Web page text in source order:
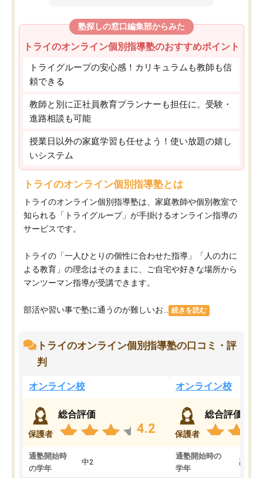
塾探しの窓口編集部からみた
トライのオンライン個別指導塾のおすすめポイント
トライグループの安心感！カリキュラムも教師も信
頼できる
教師と別に正社員教育プランナーも担任に。受験・
進路相談も可能
授業日以外の家庭学習も任せよう！使い放題の嬉し
いシステム
トライのオンライン個別指導塾とは
トライのオンライン個別指導塾は、家庭教師や個別教室で
知られる「トライグループ」が手掛けるオンライン指導の
サービスです。
トライの「一人ひとりの個性に合わせた指導」「人の力に
よる教育」の理念はそのままに、ご自宅や好きな場所から
マンツーマン指導が受講できます。
部活や習い事で塾に通うのが難しいお... 続きを読む
トライのオンライン個別指導塾の口コミ・評
判
オンライン校
保護者
総合評価
4.2
通塾開始時
の学年
中2
オンライン校
保護者
総合評価
通塾開始時の
学年
高3